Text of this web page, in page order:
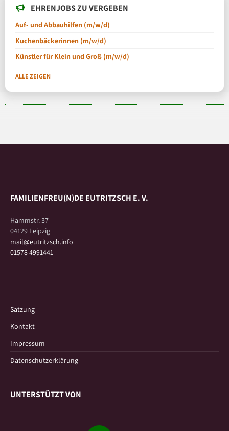
EHRENJOBS ZU VERGEBEN
Auf- und Abbauhilfen (m/w/d)
Kuchenbäckerinnen (m/w/d)
Künstler für Klein und Groß (m/w/d)
ALLE ZEIGEN
FAMILIENFREU(N)DE EUTRITZSCH E. V.
Hammstr. 37
04129 Leipzig
mail@eutritzsch.info
01578 4991441
Satzung
Kontakt
Impressum
Datenschutzerklärung
UNTERSTÜTZT VON